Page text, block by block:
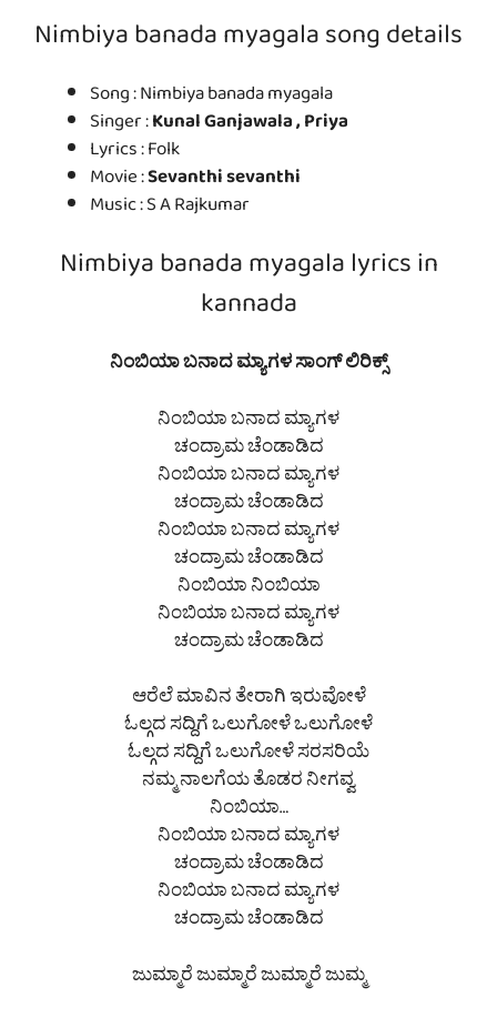
Nimbiya banada myagala song details
Song : Nimbiya banada myagala
Singer :Kunal Ganjawala , Priya
Lyrics : Folk
Movie :Sevanthi sevanthi
Music : S A Rajkumar
Nimbiya banada myagala lyrics in
kannada
ನಿಂಬಿಯಾ ಬನಾದ ಮ್ಯಾಗಳ ಸಾಂಗ್ ಲಿರಿಕ್ಸ್
ನಿಂಬಿಯಾ ಬನಾದ ಮ್ಯಾಗಳ
ಚಂದ್ರಾಮ ಚೆಂಡಾಡಿದ
ನಿಂಬಿಯಾ ಬನಾದ ಮ್ಯಾಗಳ
ಚಂದ್ರಾಮ ಚೆಂಡಾಡಿದ
ನಿಂಬಿಯಾ ಬನಾದ ಮ್ಯಾಗಳ
ಚಂದ್ರಾಮ ಚೆಂಡಾಡಿದ
ನಿಂಬಿಯಾ ನಿಂಬಿಯಾ
ನಿಂಬಿಯಾ ಬನಾದ ಮ್ಯಾಗಳ
ಚಂದ್ರಾಮ ಚೆಂಡಾಡಿದ
ಆರೆಲೆ ಮಾವಿನ ತೇರಾಗಿ ಇರುವೋಳೆ
ಓಲ್ಗದ ಸದ್ದಿಗೆ ಒಲುಗೋಳೆ ಒಲುಗೋಳೆ
ಓಲ್ಗದ ಸದ್ದಿಗೆ ಒಲುಗೋಳೆ ಸರಸರಿಯೆ
ನಮ್ಮ ನಾಲಗೆಯ ತೊಡರ ನೀಗವ್ವ
ನಿಂಬಿಯಾ…
ನಿಂಬಿಯಾ ಬನಾದ ಮ್ಯಾಗಳ
ಚಂದ್ರಾಮ ಚೆಂಡಾಡಿದ
ನಿಂಬಿಯಾ ಬನಾದ ಮ್ಯಾಗಳ
ಚಂದ್ರಾಮ ಚೆಂಡಾಡಿದ
ಜುಮ್ಮಾರೆ ಜುಮ್ಮಾರೆ ಜುಮ್ಮಾರೆ ಜುಮ್ಮ